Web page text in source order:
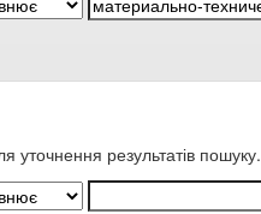
уточнення результатів пошуку.